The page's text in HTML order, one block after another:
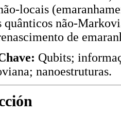
locais
quânticos não-
de
Qubits;
nanoestruturas.